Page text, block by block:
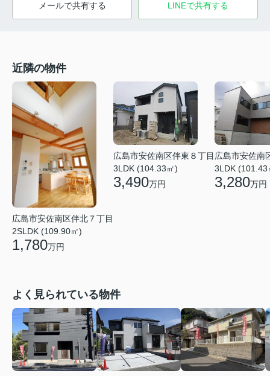
メールで共有する LINEで共有する
近隣の物件
広島市安佐南区伴北７丁目
2SLDK (109.90㎡)
1,780万円
広島市安佐南区伴東８丁目
3LDK (104.33㎡)
3,490万円
広島市安佐南
3LDK (101.43
3,280万円
よく見られている物件